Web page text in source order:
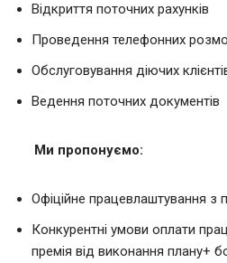
Відкриття поточних рахунків
Проведення телефонних
Обслуговування діючих
Ведення поточних документів
Ми пропонуємо:
Офіційне працевлаштування
Конкурентні умови оплати
премія від виконання плану+